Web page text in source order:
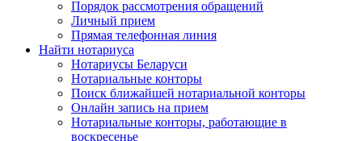
Порядок рассмотрения обращений
Личный прием
Прямая телефонная линия
Найти нотариуса
Нотариусы Беларуси
Нотариальные конторы
Поиск ближайшей нотариальной конторы
Онлайн запись на прием
Нотариальные конторы, работающие в
воскресенье